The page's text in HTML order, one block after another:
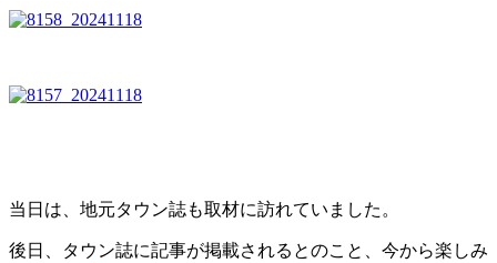
当日は、地元タウン誌も取材に訪れていました。
後日、タウン誌に記事が掲載されるとのこと、今から楽しみ